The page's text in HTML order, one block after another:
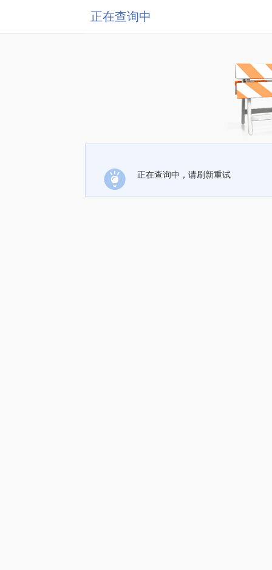
正在查询中
正在查询中，请刷新重试